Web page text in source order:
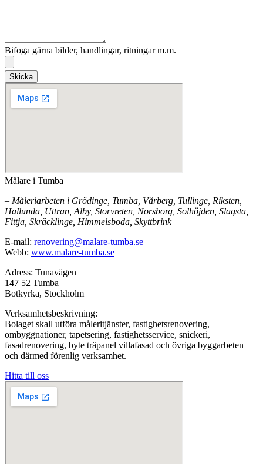
Bifoga gärna bilder, handlingar, ritningar m.m.
Skicka
Målare i Tumba
– Måleriarbeten i Grödinge, Tumba, Vårberg, Tullinge, Riksten,
Hallunda, Uttran, Alby, Storvreten, Norsborg, Solhöjden, Slagsta,
Fittja, Skräcklinge, Himmelsboda, Skyttbrink
E-mail: renovering@malare-tumba.se
Webb: www.malare-tumba.se
Adress: Tunavägen
147 52 Tumba
Botkyrka, Stockholm
Verksamhetsbeskrivning:
Bolaget skall utföra måleritjänster, fastighetsrenovering,
ombyggnationer, tapetsering, fastighetsservice, snickeri,
fasadrenovering, byte träpanel villafasad och övriga byggarbeten
och därmed förenlig verksamhet.
Hitta till oss